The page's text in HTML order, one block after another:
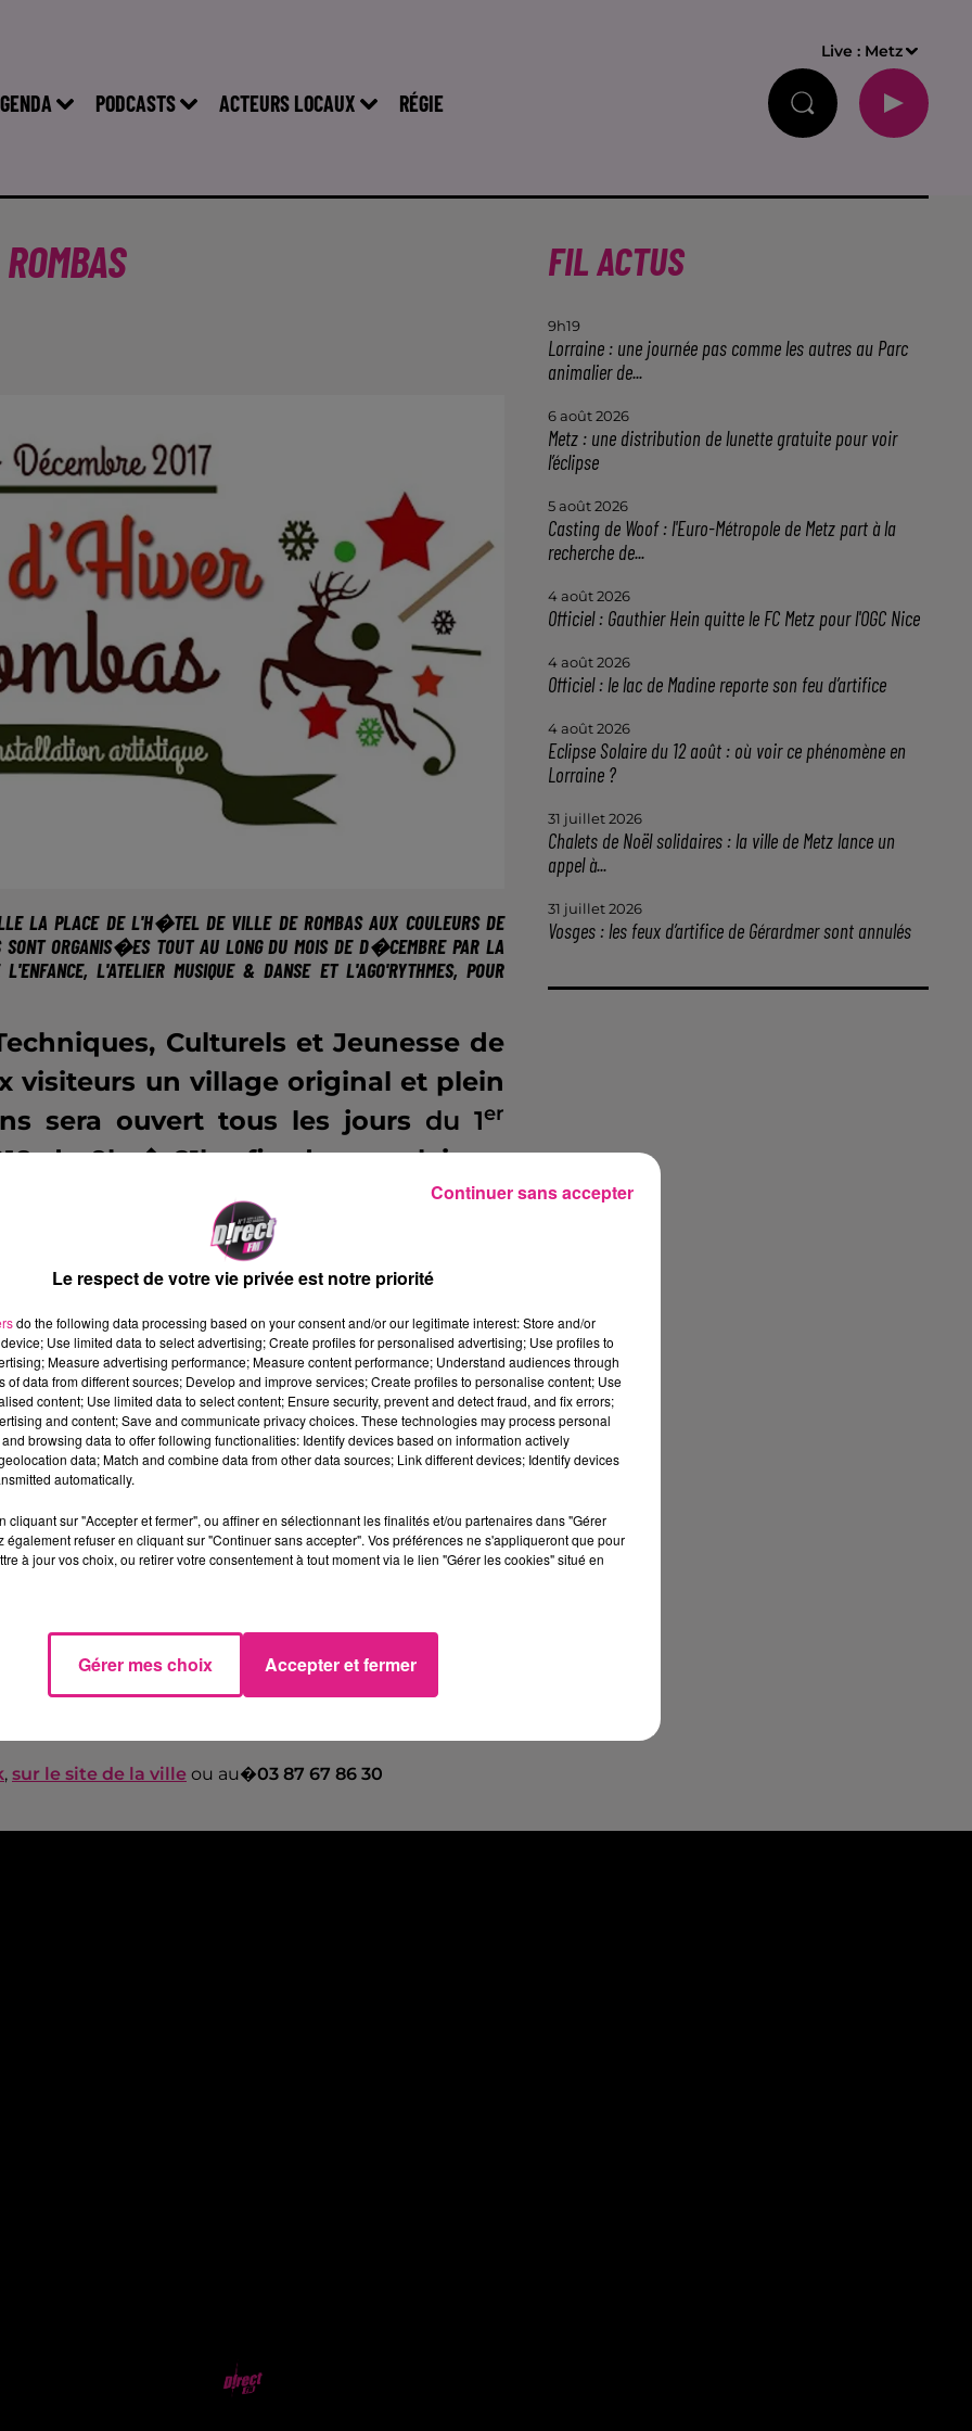
PODCASTS ACTEURS LOCAUX RÉGIE
Live : Metz
LA PLACE DE L'H�TEL DE VILLE DE ROMBAS AUX COULEURS DE
ORGANIS�ES TOUT AU LONG DU MOIS DE D�CEMBRE PAR LA
L'ATELIER MUSIQUE & DANSE ET L'AGO'RYTHMES, POUR
Culturels et Jeunesse de
visiteurs un village original et plein
sera ouvert tous les jours du 1er
de 9h � 21h afin de vous laisser
illuminations � partir de 17h.
d�cor�es avec soin par les
d'entre vous pourront
bo�te aux lettres du P�re No�l
et spectacles sur le th�me de
et grands. Deux sorties aux
sont pr�vues les mercredi 13
(inscriptions obligatoires). Le
Ago'Rythmes vous propose
des ateliers, lectures de
vivre des moments de spectacles
culturels et collaboratifs auront
au 15 d�cembre.
, sur le site de la ville ou au�03 87 67 86 30
FIL ACTUS
9h19
Lorraine : une journée pas comme les autres au Parc
animalier de...
6 août 2026
Metz : une distribution de lunette gratuite pour voir
l’éclipse
5 août 2026
Casting de Woof : l'Euro-Métropole de Metz part à la
recherche de...
4 août 2026
Officiel : Gauthier Hein quitte le FC Metz pour l'OGC Nice
4 août 2026
Officiel : le lac de Madine reporte son feu d’artifice
4 août 2026
Eclipse Solaire du 12 août : où voir ce phénomène en
Lorraine ?
31 juillet 2026
Chalets de Noël solidaires : la ville de Metz lance un
appel à...
31 juillet 2026
Vosges : les feux d’artifice de Gérardmer sont annulés
Le respect de votre vie privée est notre priorité
do the following data processing based on your consent and/or our legitimate interest: Store and/or
Use limited data to select advertising; Create profiles for personalised advertising; Use profiles to
Measure advertising performance; Measure content performance; Understand audiences through
of data from different sources; Develop and improve services; Create profiles to personalise content; Use
content; Use limited data to select content; Ensure security, prevent and detect fraud, and fix errors;
and content; Save and communicate privacy choices. These technologies may process personal
browsing data to offer following functionalities: Identify devices based on information actively
data; Match and combine data from other data sources; Link different devices; Identify devices
automatically.
cliquant sur "Accepter et fermer", ou affiner en sélectionnant les finalités et/ou partenaires dans "Gérer
également refuser en cliquant sur "Continuer sans accepter". Vos préférences ne s'appliqueront que pour
à jour vos choix, ou retirer votre consentement à tout moment via le lien "Gérer les cookies" situé en
Gérer mes choix Accepter et fermer
Continuer sans accepter